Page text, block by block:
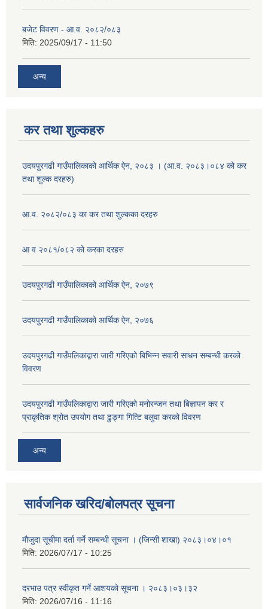
बजेट विवरण - आ.व. २०८२/०८३
मिति: 2025/09/17 - 11:50
अन्य
कर तथा शुल्कहरु
उदयपुरगढी गाउँपालिकाको आर्थिक ऐन, २०८३ । (आ.व. २०८३।०८४ को कर
तथा शुल्क दरहरु)
आ.व. २०८२/०८३ का कर तथा शुल्कका दरहरु
आ व २०८१/०८२ को करका दरहरु
उदयपुरगढी गाउँपालिकाको आर्थिक ऐन, २०७९
उदयपुरगढी गाउँपालिकाको आर्थिक ऐन, २०७६
उदयपुरगढी गाउँपलिकाद्वारा जारी गरिएको बिभिन्न सवारी साधन सम्बन्धी करको
विवरण
उदयपुरगढी गाउँपलिकाद्वारा जारी गरिएको मनोरन्जन तथा बिज्ञापन कर र
प्राकृतिक श्रोत उपयोग तथा ढुङ्गा गित्टि बलुवा करको विवरण
अन्य
सार्वजनिक खरिद/बोलपत्र सूचना
मौजुदा सूचीमा दर्ता गर्ने सम्बन्धी सूचना । (जिन्सी शाखा) २०८३।०४।०१
मिति: 2026/07/17 - 10:25
दरभाउ पत्र स्वीकृत गर्ने आशयको सूचना । २०८३।०३।३२
मिति: 2026/07/16 - 11:16